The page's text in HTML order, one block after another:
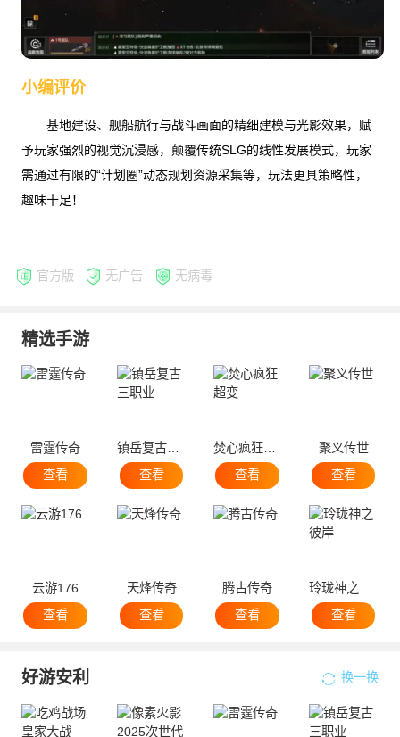
小编评价
基地建设、舰船航行与战斗画面的精细建模与光影效果，赋
予玩家强烈的视觉沉浸感，颠覆传统SLG的线性发展模式，玩家
需通过有限的“计划圈”动态规划资源采集等，玩法更具策略性，
趣味十足！
官方版 无广告 无病毒
精选手游
雷霆传奇
查看
查看
焚心疯狂超变
查看
聚义传世
查看
云游176
查看
天烽传奇
查看
腾古传奇
查看
查看
好游安利 换一换